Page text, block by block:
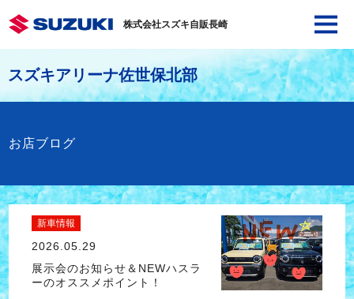
株式会社スズキ自販長崎
スズキアリーナ佐世保北部
お店ブログ
新車情報
2026.05.29
展示会のお知らせ＆NEWハスラ
ーのオススメポイント！